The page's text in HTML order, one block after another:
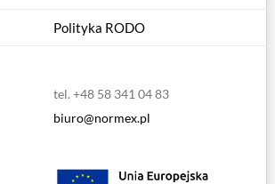
Polityka RODO
tel. +48 58 341 04 83
biuro@normex.pl